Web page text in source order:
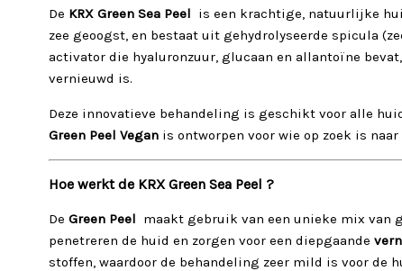
De KRX Green Sea Peel is een krachtige, natuurlijke
zee geoogst, en bestaat uit gehydrolyseerde spicula
activator die hyaluronzuur, glucaan en allantoïne
vernieuwd is.
Deze innovatieve behandeling is geschikt voor alle
Green Peel Veganis ontworpen voor wie op zoek is naar
Hoe werkt de KRX Green Sea Peel ?
De Green Peel maakt gebruik van een unieke mix van
penetreren de huid en zorgen voor een diepgaande
stoffen, waardoor de behandeling zeer mild is voor de